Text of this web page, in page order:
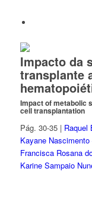
Impacto da
transplante
Impact of metabolic
cell transplantation
Pág. 30-35 | Raquel
Kayane
Francisca Rosana
Karine Sampaio